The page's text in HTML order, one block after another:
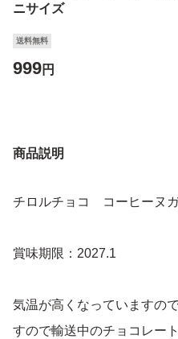
ニサイズ
送料無料
999円
商品説明
チロルチョコ コーヒーヌ
賞味期限：2027.1
気温が高くなっていますの
すので輸送中のチョコレー